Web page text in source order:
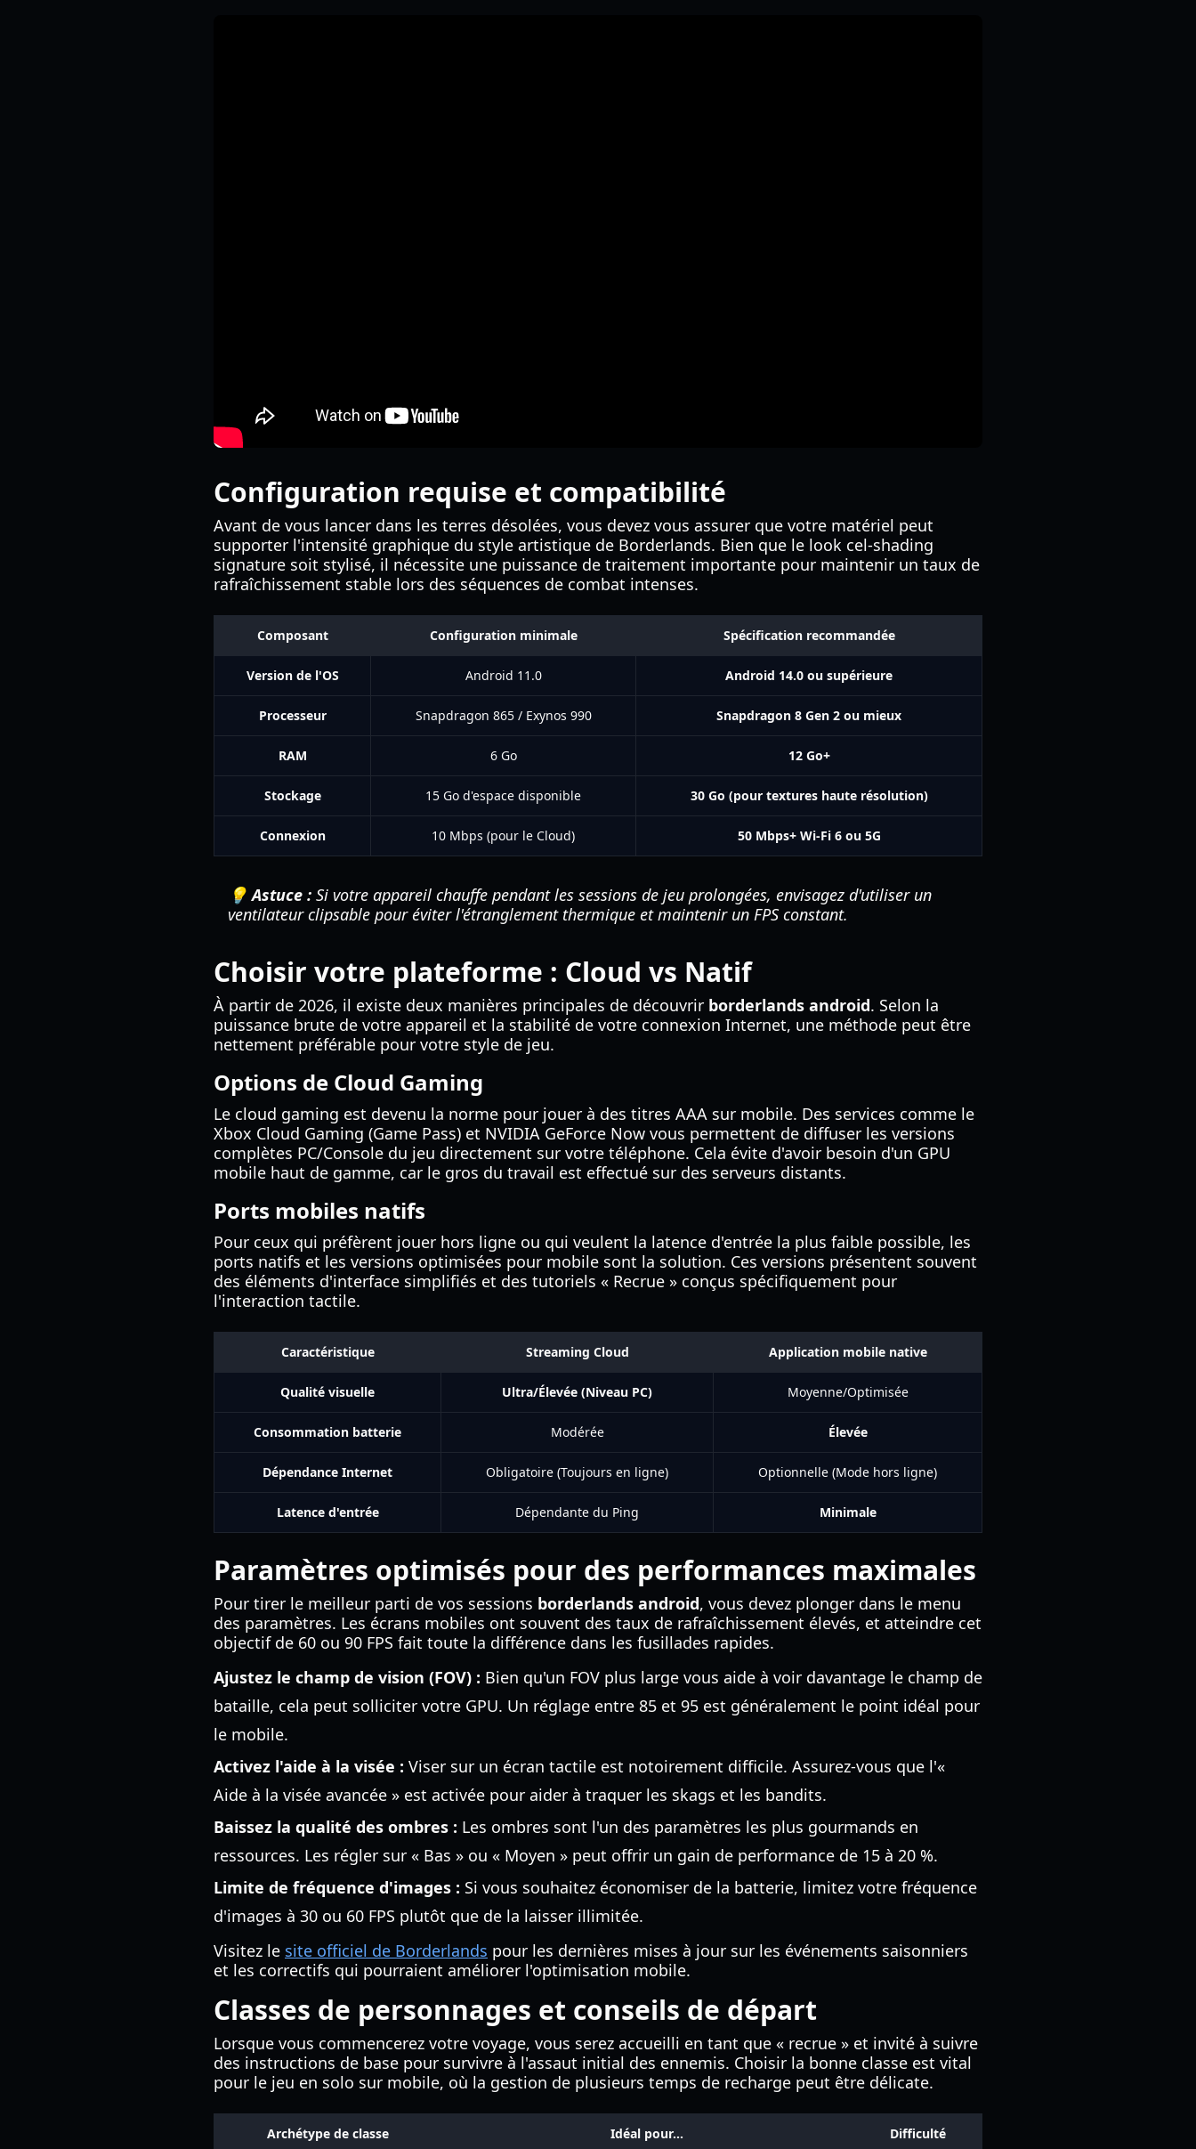
Configuration requise et compatibilité
Avant de vous lancer dans les terres désolées, vous devez vous assurer que votre matériel peut
supporter l'intensité graphique du style artistique de Borderlands. Bien que le look cel-shading
signature soit stylisé, il nécessite une puissance de traitement importante pour maintenir un taux de
rafraîchissement stable lors des séquences de combat intenses.
Composant Configuration minimale Spécification recommandée
Version de l'OS Android 11.0 Android 14.0 ou supérieure
Processeur Snapdragon 865 / Exynos 990 Snapdragon 8 Gen 2 ou mieux
RAM 6 Go 12 Go+
Stockage 15 Go d'espace disponible 30 Go (pour textures haute résolution)
Connexion 10 Mbps (pour le Cloud) 50 Mbps+ Wi-Fi 6 ou 5G
💡 Astuce : Si votre appareil chauffe pendant les sessions de jeu prolongées, envisagez d'utiliser un
ventilateur clipsable pour éviter l'étranglement thermique et maintenir un FPS constant.
Choisir votre plateforme : Cloud vs Natif
À partir de 2026, il existe deux manières principales de découvrir borderlands android. Selon la
puissance brute de votre appareil et la stabilité de votre connexion Internet, une méthode peut être
nettement préférable pour votre style de jeu.
Options de Cloud Gaming
Le cloud gaming est devenu la norme pour jouer à des titres AAA sur mobile. Des services comme le
Xbox Cloud Gaming (Game Pass) et NVIDIA GeForce Now vous permettent de diffuser les versions
complètes PC/Console du jeu directement sur votre téléphone. Cela évite d'avoir besoin d'un GPU
mobile haut de gamme, car le gros du travail est effectué sur des serveurs distants.
Ports mobiles natifs
Pour ceux qui préfèrent jouer hors ligne ou qui veulent la latence d'entrée la plus faible possible, les
ports natifs et les versions optimisées pour mobile sont la solution. Ces versions présentent souvent
des éléments d'interface simplifiés et des tutoriels « Recrue » conçus spécifiquement pour
l'interaction tactile.
Caractéristique Streaming Cloud Application mobile native
Qualité visuelle Ultra/Élevée (Niveau PC) Moyenne/Optimisée
Consommation batterie Modérée Élevée
Dépendance Internet Obligatoire (Toujours en ligne) Optionnelle (Mode hors ligne)
Latence d'entrée Dépendante du Ping Minimale
Paramètres optimisés pour des performances maximales
Pour tirer le meilleur parti de vos sessions borderlands android, vous devez plonger dans le menu
des paramètres. Les écrans mobiles ont souvent des taux de rafraîchissement élevés, et atteindre cet
objectif de 60 ou 90 FPS fait toute la différence dans les fusillades rapides.
Ajustez le champ de vision (FOV) : Bien qu'un FOV plus large vous aide à voir davantage le champ de
bataille, cela peut solliciter votre GPU. Un réglage entre 85 et 95 est généralement le point idéal pour
le mobile.
Activez l'aide à la visée : Viser sur un écran tactile est notoirement difficile. Assurez-vous que l'«
Aide à la visée avancée » est activée pour aider à traquer les skags et les bandits.
Baissez la qualité des ombres : Les ombres sont l'un des paramètres les plus gourmands en
ressources. Les régler sur « Bas » ou « Moyen » peut offrir un gain de performance de 15 à 20 %.
Limite de fréquence d'images : Si vous souhaitez économiser de la batterie, limitez votre fréquence
d'images à 30 ou 60 FPS plutôt que de la laisser illimitée.
Visitez le site officiel de Borderlands pour les dernières mises à jour sur les événements saisonniers
et les correctifs qui pourraient améliorer l'optimisation mobile.
Classes de personnages et conseils de départ
Lorsque vous commencerez votre voyage, vous serez accueilli en tant que « recrue » et invité à suivre
des instructions de base pour survivre à l'assaut initial des ennemis. Choisir la bonne classe est vital
pour le jeu en solo sur mobile, où la gestion de plusieurs temps de recharge peut être délicate.
Archétype de classe Idéal pour... Difficulté